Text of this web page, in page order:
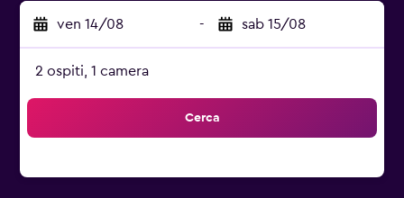
ven 14/08 - sab 15/08
2 ospiti, 1 camera
Cerca